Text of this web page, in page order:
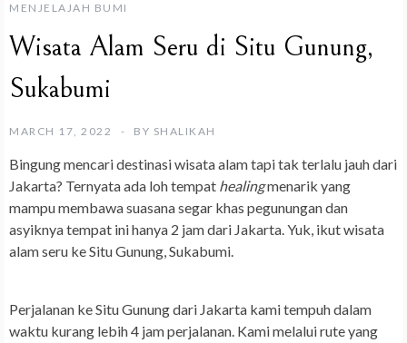
MENJELAJAH BUMI
Wisata Alam Seru di Situ Gunung,
Sukabumi
MARCH 17, 2022 BY SHALIKAH
Bingung mencari destinasi wisata alam tapi tak terlalu jauh dari
Jakarta? Ternyata ada loh tempat healingmenarik yang
mampu membawa suasana segar khas pegunungan dan
asyiknya tempat ini hanya 2 jam dari Jakarta. Yuk, ikut wisata
alam seru ke Situ Gunung, Sukabumi.
Perjalanan ke Situ Gunung dari Jakarta kami tempuh dalam
waktu kurang lebih 4 jam perjalanan. Kami melalui rute yang